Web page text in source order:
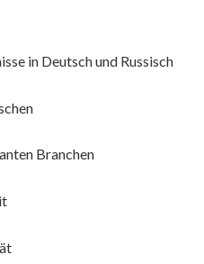
in Deutsch und Russisch
Branchen